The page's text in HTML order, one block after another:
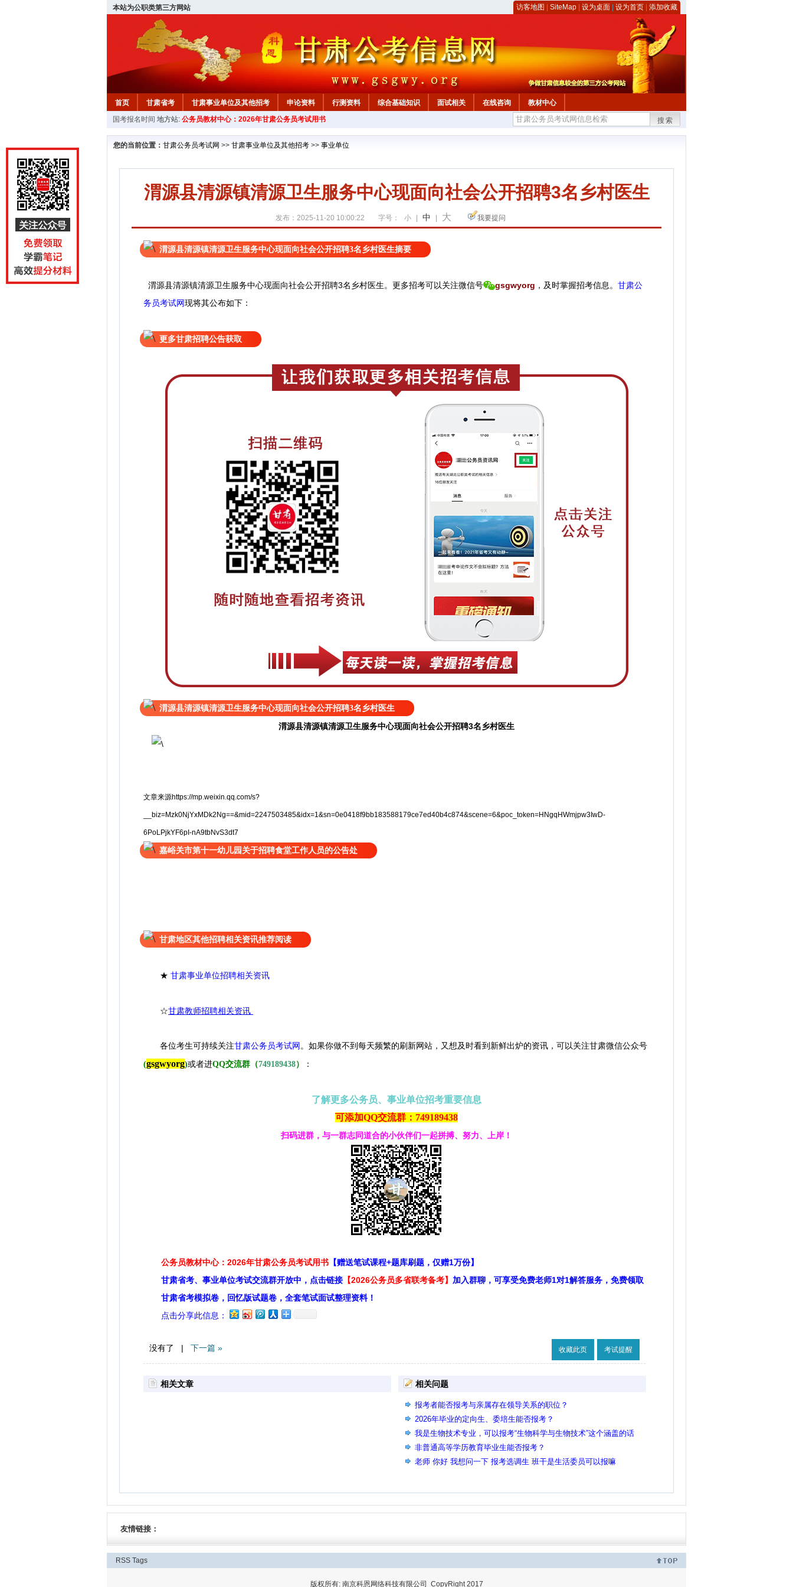
本站为公职类第三方网站 访客地图 SiteMap 设为桌面 设为首页 添加收藏
首页 甘肃省考 甘肃事业单位及其他招考 申论资料 行测资料 综合基础知识 面试相关 在线咨询
教材中心
国考报名时间 地方站: 公务员教材中心：2026年甘肃公务员考试用书 搜索
您的当前位置： 甘肃公务员考试网 >> 甘肃事业单位及其他招考 >> 事业单位
渭源县清源镇清源卫生服务中心现面向社会公开招聘3名乡村医生
发布：2025-11-20 10:00:22 字号： 小 中 大 我要提问
渭源县清源镇清源卫生服务中心现面向社会公开招聘3名乡村医生摘要
渭源县清源镇清源卫生服务中心现面向社会公开招聘3名乡村医生。 更多招考可以关注微信号 gsgwyorg ， 及时掌握招考信息。 甘肃公
务员考试网现将其公布如下：
更多甘肃招聘公告获取
渭源县清源镇清源卫生服务中心现面向社会公开招聘3名乡村医生
渭源县清源镇清源卫生服务中心现面向社会公开招聘3名乡村医生
文章来源https://mp.weixin.qq.com/s?
__biz=Mzk0NjYxMDk2Ng==&mid=2247503485&idx=1&sn=0e0418f9bb183588179ce7ed40b4c874&scene=6&poc_token=HNgqHWmjpw3IwD-
6PoLPjkYF6pI-nA9tbNvS3dt7
嘉峪关市第十一幼儿园关于招聘食堂工作人员的公告处
甘肃地区其他招聘相关资讯推荐阅读
★ 甘肃事业单位招聘相关资讯
☆甘肃教师招聘相关资讯
各位考生可持续关注甘肃公务员考试网 。 如果你做不到每天频繁的刷新网站，又想及时看到新鲜出炉的资讯，可以关注甘肃微信公众号
(gsgwyorg)或者进QQ交流群（749189438） ：
了解更多公务员、事业单位招考重要信息
可添加QQ交流群：749189438
扫码进群，与一群志同道合的小伙伴们一起拼搏、努力、上岸！
公务员教材中心：2026年甘肃公务员考试用书 【赠送笔试课程+题库刷题，仅赠1万份】
甘肃省考、事业单位考试交流群开放中，点击链接 【2026公务员多省联考备考】 加入群聊，可享受免费老师1对1解答服务，免费领取
甘肃省考模拟卷，回忆版试题卷，全套笔试面试整理资料！
点击分享此信息：
没有了 | 下一篇 » 收藏此页 考试提醒
相关文章 相关问题
报考者能否报考与亲属存在领导关系的职位？
2026年毕业的定向生、委培生能否报考？
我是生物技术专业，可以报考“生物科学与生物技术”这个涵盖的话
吗？
非普通高等学历教育毕业生能否报考？
老师 你好 我想问一下 报考选调生 班干是生活委员可以报嘛
友情链接：
RSS Tags
版权所有: 南京科恩网络科技有限公司 CopyRight 2017